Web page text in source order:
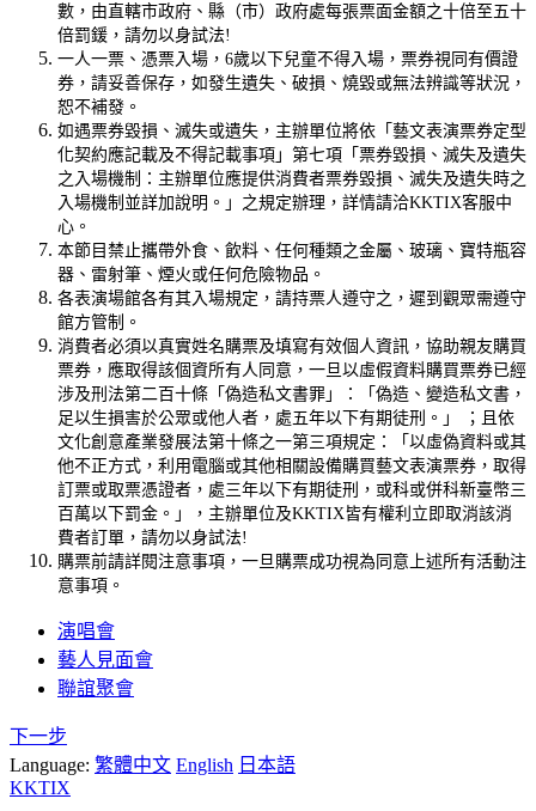
數，由直轄市政府、縣（市）政府處每張票面金額之十倍至五十
倍罰鍰，請勿以身試法!
一人一票、憑票入場，6歲以下兒童不得入場，票券視同有價證
券，請妥善保存，如發生遺失、破損、燒毀或無法辨識等狀況，
恕不補發。
如遇票券毀損、滅失或遺失，主辦單位將依「藝文表演票券定型
化契約應記載及不得記載事項」第七項「票券毀損、滅失及遺失
之入場機制：主辦單位應提供消費者票券毀損、滅失及遺失時之
入場機制並詳加說明。」之規定辦理，詳情請洽KKTIX客服中
心。
本節目禁止攜帶外食、飲料、任何種類之金屬、玻璃、寶特瓶容
器、雷射筆、煙火或任何危險物品。
各表演場館各有其入場規定，請持票人遵守之，遲到觀眾需遵守
館方管制。
消費者必須以真實姓名購票及填寫有效個人資訊，協助親友購買
票券，應取得該個資所有人同意，一旦以虛假資料購買票券已經
涉及刑法第二百十條「偽造私文書罪」：「偽造、變造私文書，
足以生損害於公眾或他人者，處五年以下有期徒刑。」 ；且依
文化創意產業發展法第十條之一第三項規定：「以虛偽資料或其
他不正方式，利用電腦或其他相關設備購買藝文表演票券，取得
訂票或取票憑證者，處三年以下有期徒刑，或科或併科新臺幣三
百萬以下罰金。」，主辦單位及KKTIX皆有權利立即取消該消
費者訂單，請勿以身試法!
購票前請詳閱注意事項，一旦購票成功視為同意上述所有活動注
意事項。
演唱會
藝人見面會
聯誼聚會
下一步
Language: 繁體中文 English 日本語
KKTIX